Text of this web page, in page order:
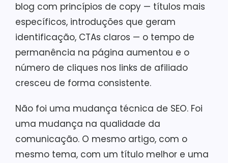
blog com princípios de copy — títulos mais
específicos, introduções que geram
identificação, CTAs claros — o tempo de
permanência na página aumentou e o
número de cliques nos links de afiliado
cresceu de forma consistente.
Não foi uma mudança técnica de SEO. Foi
uma mudança na qualidade da
comunicação. O mesmo artigo, com o
mesmo tema, com um título melhor e uma